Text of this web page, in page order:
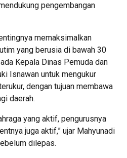
pengembangan
memaksimalkan
yang berusia di bawah 30
Kepala Dinas Pemuda dan
Isnawan untuk mengukur
dengan tujuan membawa
daerah.
yang aktif, pengurusnya
juga aktif,” ujar Mahyunadi
dilepas.